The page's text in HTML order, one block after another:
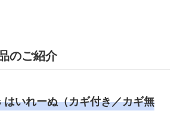
のご紹介
いれーぬ（カギ付き／カギ無